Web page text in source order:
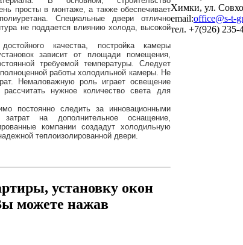
просты в монтаже, а также обеспечивает
Специальные двери отлично
не поддается влиянию холода, высокой
качества, постройка камеры
зависит от площади помещения,
требуемой температуры. Следует
работы холодильной камеры. Не
Немаловажную роль играет освещение
нужное количество света для
постоянно следить за инновационными
затрат на дополнительное оснащение,
компании создадут холодильную
теплоизолированной двери.
установку окон
можете нажав
Химки, ул.
email:office@s-t-
тел. +7(926) 235-